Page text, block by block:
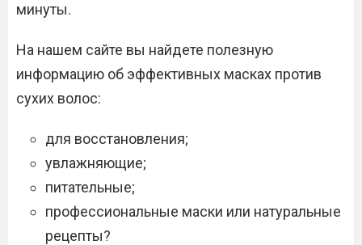
минуты.
На нашем сайте вы найдете полезную
информацию об эффективных масках против
сухих волос:
для восстановления;
увлажняющие;
питательные;
профессиональные маски или натуральные
рецепты?